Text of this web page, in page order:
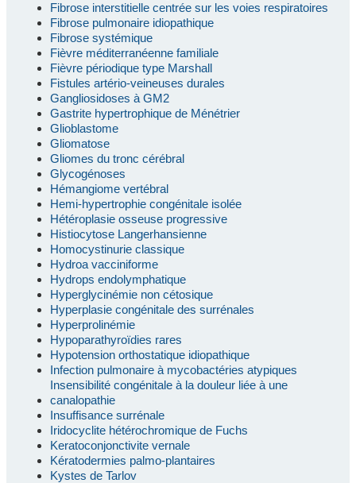
Fibrose interstitielle centrée sur les voies respiratoires
Fibrose pulmonaire idiopathique
Fibrose systémique
Fièvre méditerranéenne familiale
Fièvre périodique type Marshall
Fistules artério-veineuses durales
Gangliosidoses à GM2
Gastrite hypertrophique de Ménétrier
Glioblastome
Gliomatose
Gliomes du tronc cérébral
Glycogénoses
Hémangiome vertébral
Hemi-hypertrophie congénitale isolée
Hétéroplasie osseuse progressive
Histiocytose Langerhansienne
Homocystinurie classique
Hydroa vacciniforme
Hydrops endolymphatique
Hyperglycinémie non cétosique
Hyperplasie congénitale des surrénales
Hyperprolinémie
Hypoparathyroïdies rares
Hypotension orthostatique idiopathique
Infection pulmonaire à mycobactéries atypiques
Insensibilité congénitale à la douleur liée à une
canalopathie
Insuffisance surrénale
Iridocyclite hétérochromique de Fuchs
Keratoconjonctivite vernale
Kératodermies palmo-plantaires
Kystes de Tarlov